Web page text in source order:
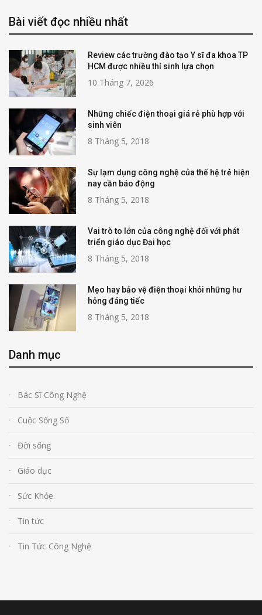
Bài viết đọc nhiều nhất
Review các trường đào tạo Y sĩ đa khoa TP
HCM được nhiều thí sinh lựa chọn
10 Tháng 7, 2026
Những chiếc điện thoại giá rẻ phù hợp với
sinh viên
8 Tháng 5, 2018
Sự lạm dụng công nghệ của thế hệ trẻ hiện
nay cần báo động
8 Tháng 5, 2018
Vai trò to lớn của công nghệ đối với phát
triển giáo dục Đại học
8 Tháng 5, 2018
Mẹo hay bảo vệ điện thoại khỏi những hư
hỏng đáng tiếc
8 Tháng 5, 2018
Danh mục
Bác Sĩ Công Nghệ
Cuộc Sống Số
Đời sống
Giáo dục
Sức Khỏe
Tin tức
Tin Tức Công Nghệ